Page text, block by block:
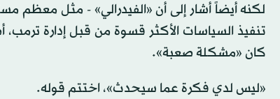
لكنه أيضاً أشار إلى أن «الفيدرالي» - مثل معظم
تنفيذ السياسات الأكثر قسوة من قبل إدارة
كان «مشكلة صعبة».
«ليس لدي فكرة عما سيحدث»، اختتم قوله.